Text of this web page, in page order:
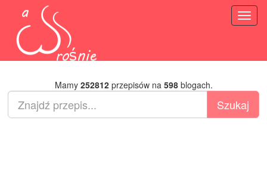
Mamy 252812przepisów na 598blogach.